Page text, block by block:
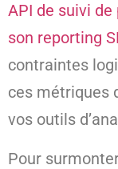
API de suivi
son reporting
contraintes
ces métriques
vos outils
Pour